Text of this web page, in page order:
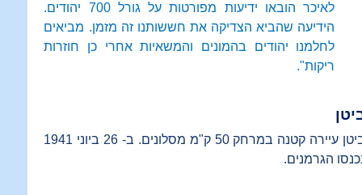
לאיכר הובאו ידיעות מפורטות על גורל 700 יהודים.
הידיעה שהביא הצדיקה את חששותנו זה מזמן. מביאים
לחלמנו יהודים בהמונים והמשאיות אחרי כן חוזרות
ריקות".
ביטן עיירה קטנה במרחק 50 ק"מ מסלונים. ב- 26 ביוני 1941
הגרמנים.